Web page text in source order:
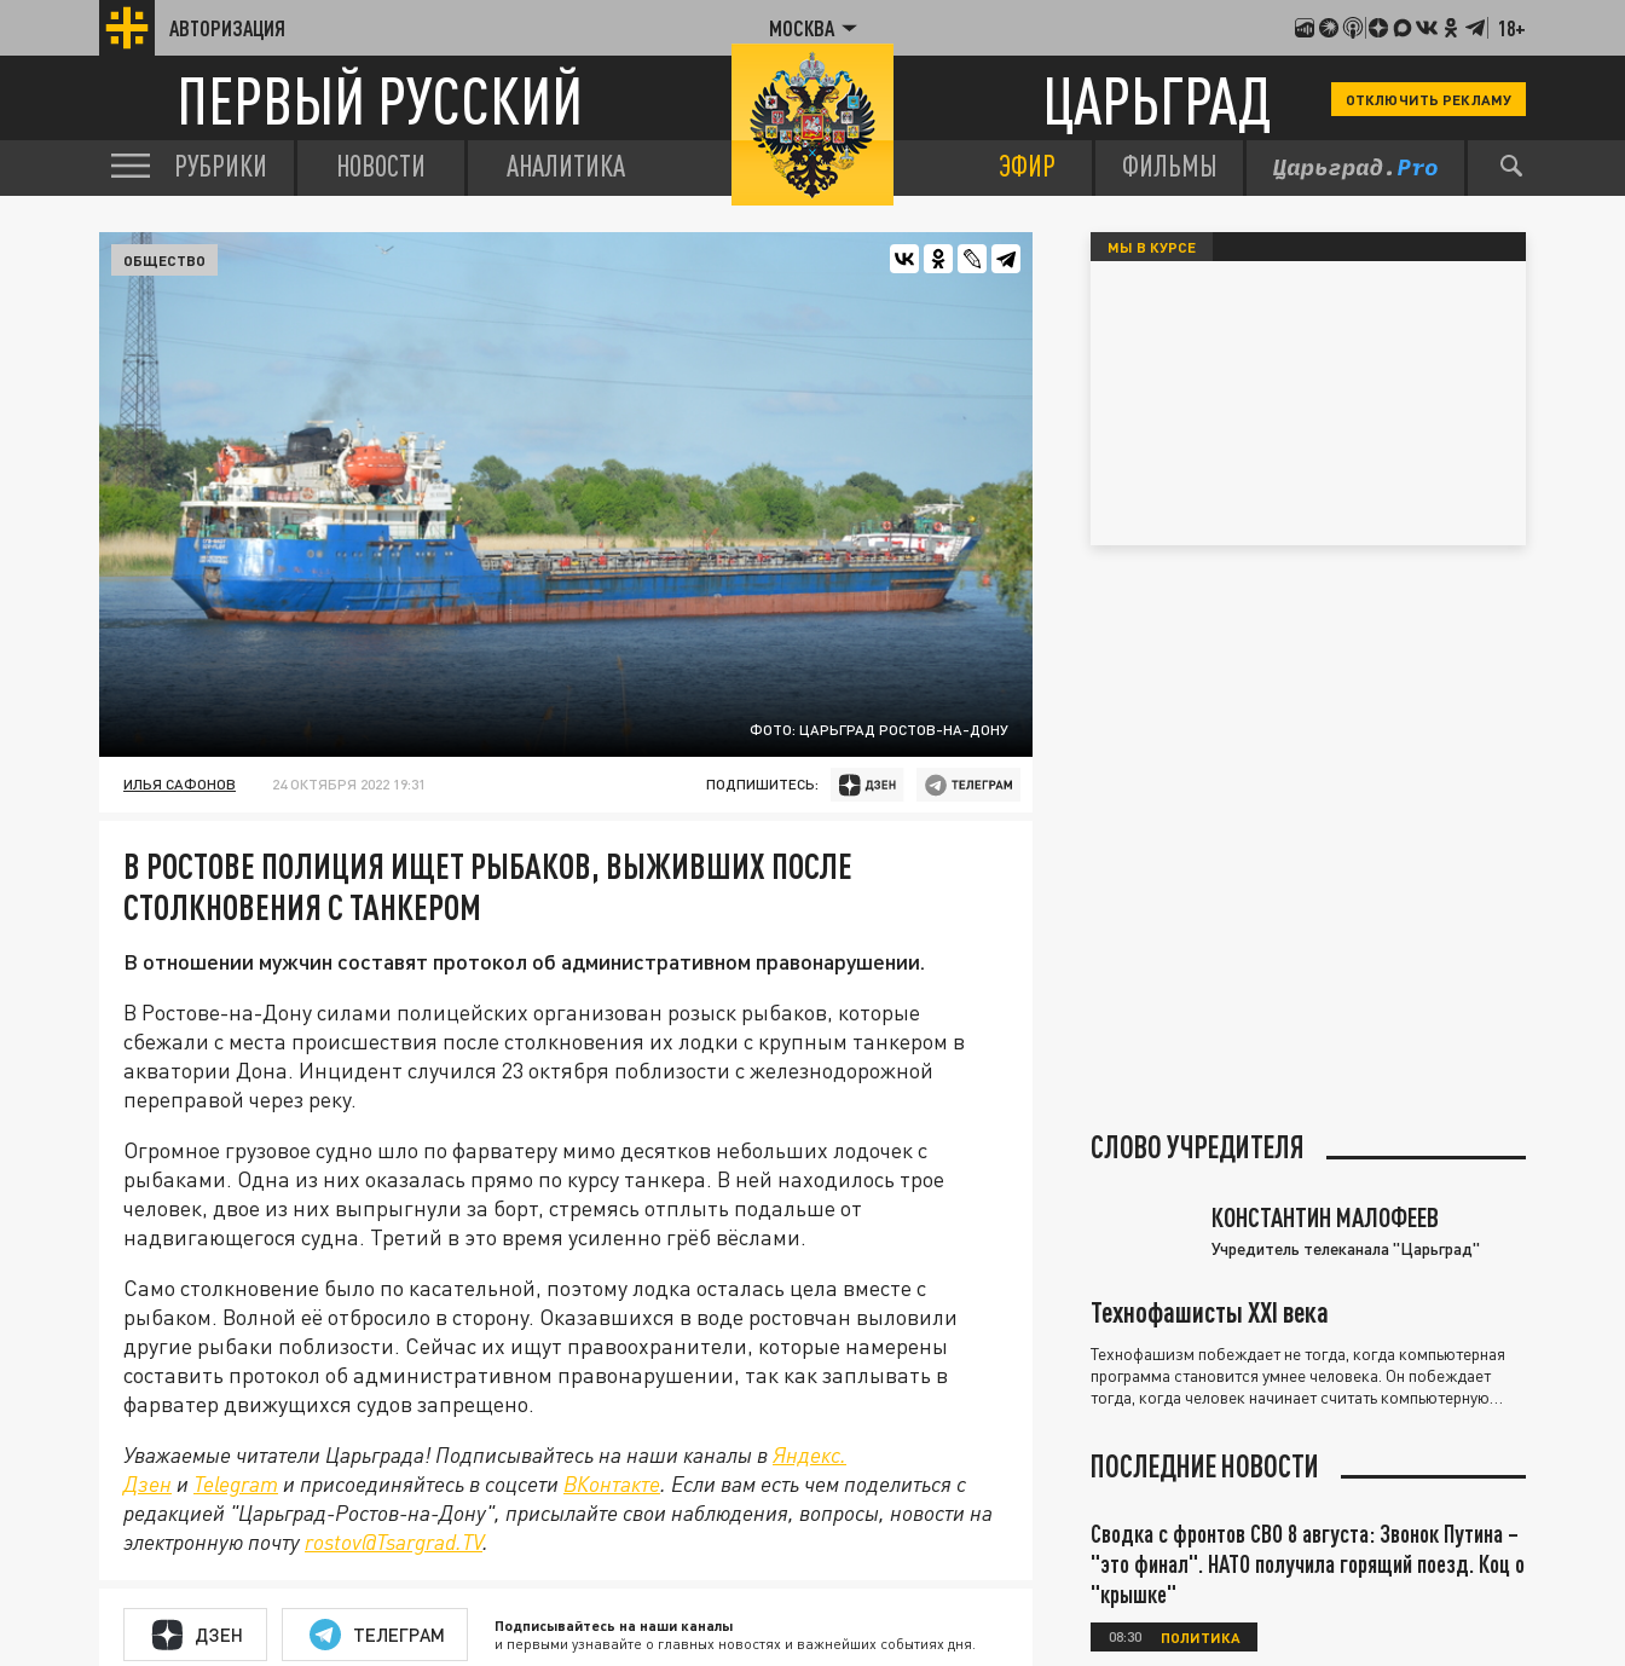
АВТОРИЗАЦИЯ МОСКВА 18+
ПЕРВЫЙ РУССКИЙ ЦАРЬГРАД ОТКЛЮЧИТЬ РЕКЛАМУ
РУБРИКИ НОВОСТИ АНАЛИТИКА ЭФИР ФИЛЬМЫ
ФОТО: ЦАРЬГРАД РОСТОВ-НА-ДОНУ
ОБЩЕСТВО
ИЛЬЯ САФОНОВ 24 ОКТЯБРЯ 2022 19:31 ПОДПИШИТЕСЬ:
В РОСТОВЕ ПОЛИЦИЯ ИЩЕТ РЫБАКОВ, ВЫЖИВШИХ ПОСЛЕ
СТОЛКНОВЕНИЯ С ТАНКЕРОМ
В отношении мужчин составят протокол об административном правонарушении.
В Ростове-на-Дону силами полицейских организован розыск рыбаков, которые
сбежали с места происшествия после столкновения их лодки с крупным танкером в
акватории Дона. Инцидент случился 23 октября поблизости с железнодорожной
переправой через реку.
Огромное грузовое судно шло по фарватеру мимо десятков небольших лодочек с
рыбаками. Одна из них оказалась прямо по курсу танкера. В ней находилось трое
человек, двое из них выпрыгнули за борт, стремясь отплыть подальше от
надвигающегося судна. Третий в это время усиленно грёб вёслами.
Само столкновение было по касательной, поэтому лодка осталась цела вместе с
рыбаком. Волной её отбросило в сторону. Оказавшихся в воде ростовчан выловили
другие рыбаки поблизости. Сейчас их ищут правоохранители, которые намерены
составить протокол об административном правонарушении, так как заплывать в
фарватер движущихся судов запрещено.
Уважаемые читатели Царьграда! Подписывайтесь на наши каналы вЯндекс.
Дзен и Telegram и присоединяйтесь в соцсети ВКонтакте. Если вам есть чем поделиться с
редакцией "Царьград-Ростов-на-Дону", присылайте свои наблюдения, вопросы, новости на
электронную почту rostov@Tsargrad.ТV.
ДЗЕН ТЕЛЕГРАМ Подписывайтесь на наши каналы
и первыми узнавайте о главных новостях и важнейших событиях дня.
МЫ В КУРСЕ
СЛОВО УЧРЕДИТЕЛЯ
КОНСТАНТИН МАЛОФЕЕВ
Учредитель телеканала "Царьград"
Технофашисты XXI века
Технофашизм побеждает не тогда, когда компьютерная
программа становится умнее человека. Он побеждает
тогда, когда человек начинает считать компьютерную
ПОСЛЕДНИЕ НОВОСТИ
Сводка с фронтов СВО 8 августа: Звонок Путина –
"это финал". НАТО получила горящий поезд. Коц о
"крышке"
08:30 ПОЛИТИКА